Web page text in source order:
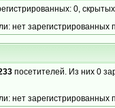
0,
нет зарегистрированных
посетителей. Из них 0
нет зарегистрированных